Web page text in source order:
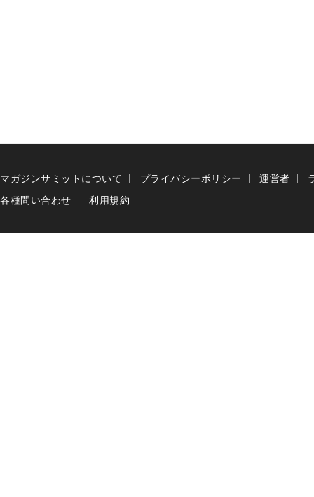
マガジンサミットについて プライバシーポリシー 運営者
各種問い合わせ
利用規約